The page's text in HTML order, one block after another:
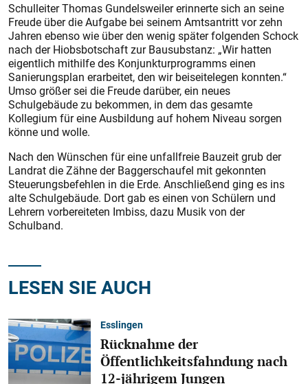
Schulleiter Thomas Gundelsweiler erinnerte sich an seine
Freude über die Aufgabe bei seinem Amtsantritt vor zehn
Jahren ebenso wie über den wenig später folgenden Schock
nach der Hiobsbotschaft zur Bausub­stanz: „Wir hatten
eigentlich mithilfe des Konjunkturprogramms einen
Sanierungsplan erarbeitet, den wir beiseitelegen konnten.“
Umso größer sei die Freude darüber, ein neues
Schulgebäude zu bekommen, in dem das gesamte
Kollegium für eine Ausbildung auf hohem Niveau sorgen
könne und wolle.
Nach den Wünschen für eine unfallfreie Bauzeit grub der
Landrat die Zähne der Baggerschaufel mit gekonnten
Steuerungsbefehlen in die Erde. Anschließend ging es ins
alte Schulgebäude. Dort gab es einen von Schülern und
Lehrern vorbereiteten Imbiss, dazu Musik von der
Schulband.
LESEN SIE AUCH
Esslingen
Rücknahme der
Öffentlichkeitsfahndung nach
12-jährigem Jungen